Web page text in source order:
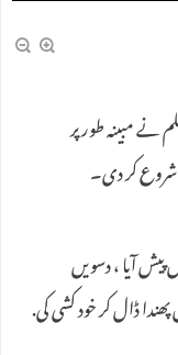
مبینہ طور پر
شروع کر دی۔
آیا ، دسویں
ڈال کر خود کشی کی.